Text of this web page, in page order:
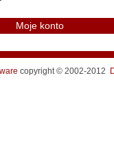
Moje konto
copyright © 2002-2012